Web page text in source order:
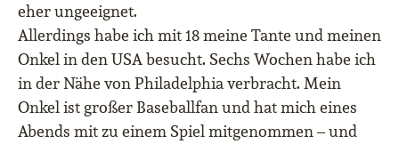
eher ungeeignet.
Allerdings habe ich mit 18 meine Tante und meinen
Onkel in den USA besucht. Sechs Wochen habe ich
in der Nähe von Philadelphia verbracht. Mein
Onkel ist großer Baseballfan und hat mich eines
Abends mit zu einem Spiel mitgenommen – und